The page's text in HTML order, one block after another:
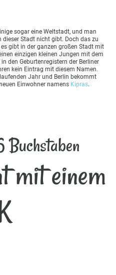
sogar eine Weltstadt, und man
dieser Stadt nicht gibt. Doch das zu
gibt in der ganzen großen Stadt mit
einzigen kleinen Jungen mit dem
den Geburtenregistern der Berliner
kein Eintrag mit diesem Namen.
Jahr und Berlin bekommt
Einwohner namens Kipras.
Buchstaben
mit einem